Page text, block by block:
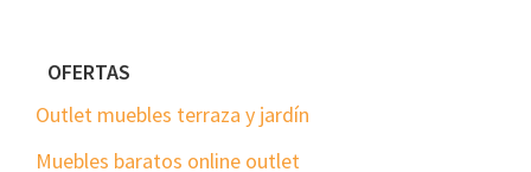
FooterOFERTAS
Outlet muebles terraza y jardín
Muebles baratos online outlet